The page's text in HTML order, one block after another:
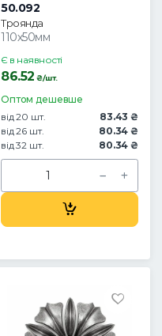
50.092
Троянда
110х50мм
Є в наявності
86.52 ₴/шт.
Оптом дешевше
від 20 шт.
83.43 ₴
від 26 шт.
80.34 ₴
від 32 шт.
80.34 ₴